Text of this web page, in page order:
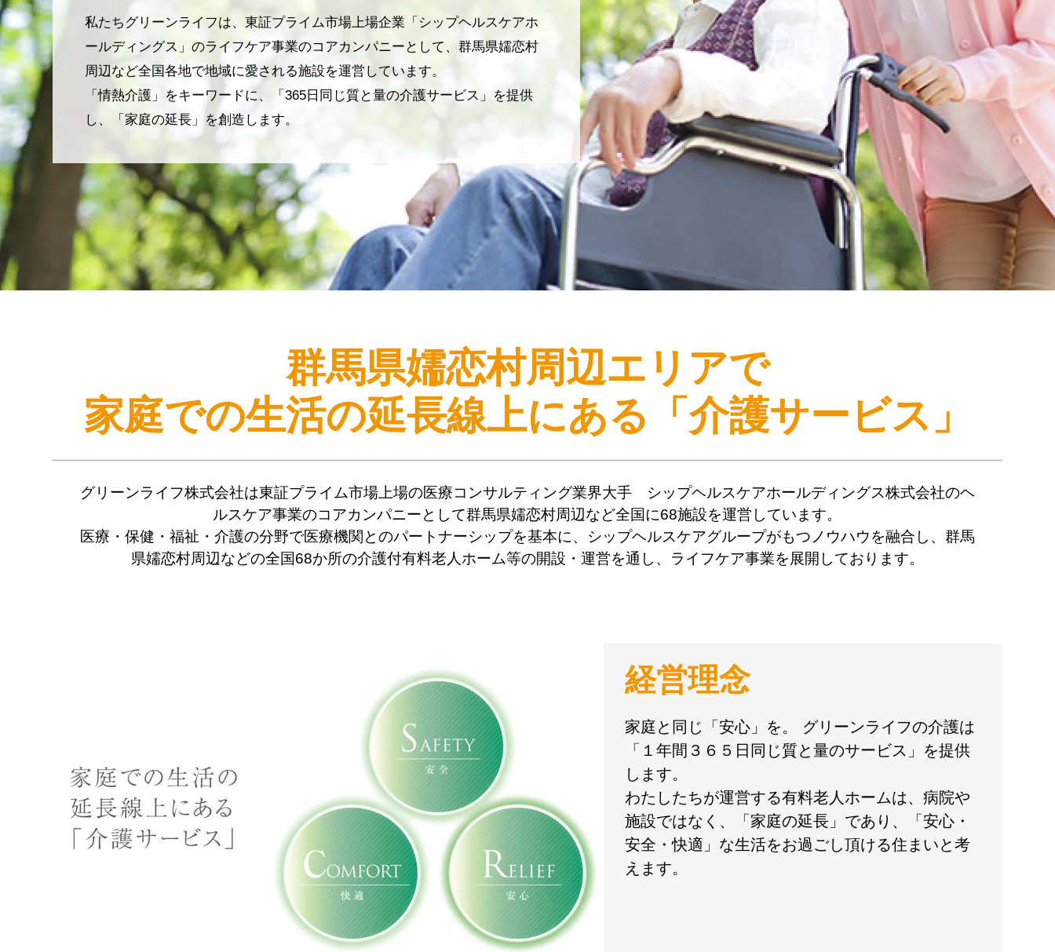
私たちグリーンライフは、東証プライム市場上場企業「シップヘルスケアホ
ールディングス」のライフケア事業のコアカンパニーとして、群馬県嬬恋村
周辺など全国各地で地域に愛される施設を運営しています。
「情熱介護」をキーワードに、「365日同じ質と量の介護サービス」を提供
し、「家庭の延長」を創造します。
群馬県嬬恋村周辺エリアで
家庭での生活の延長線上にある 「介護サービス」
グリーンライフ株式会社は東証プライム市場上場の医療コンサルティング業界大手 シップヘルスケアホールディングス株式会社のヘ
ルスケア事業のコアカンパニーとして群馬県嬬恋村周辺など全国に68施設を運営しています。
医療・保健・福祉・介護の分野で医療機関とのパートナーシップを基本に、シップヘルスケアグループがもつノウハウを融合し、群馬
県嬬恋村周辺などの全国68か所の介護付有料老人ホーム等の開設・運営を通し、ライフケア事業を展開しております。
経営理念
家庭と同じ「安心」を。 グリーンライフの介護は
「１年間３６５日同じ質と量のサービス」を提供
します。
わたしたちが運営する有料老人ホームは、病院や
施設ではなく、「家庭の延長」であり、「安心・
安全・快適」な生活をお過ごし頂ける住まいと考
えます。